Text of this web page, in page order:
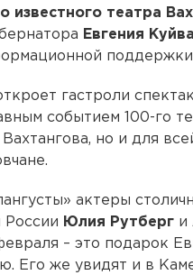
известного театра
Евгения
поддержки
гастроли
событием 100-го
но и для
актеры
России
Юлия Рутберг и
– это подарок
Его же увидят и в